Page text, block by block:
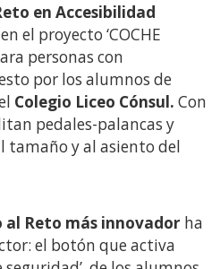
en Accesibilidad
el proyecto ‘COCHE
personas con
por los alumnos de
Colegio Liceo Cónsul. Con
pedales-palancas y
tamaño y al asiento del
al Reto más innovador ha
el botón que activa